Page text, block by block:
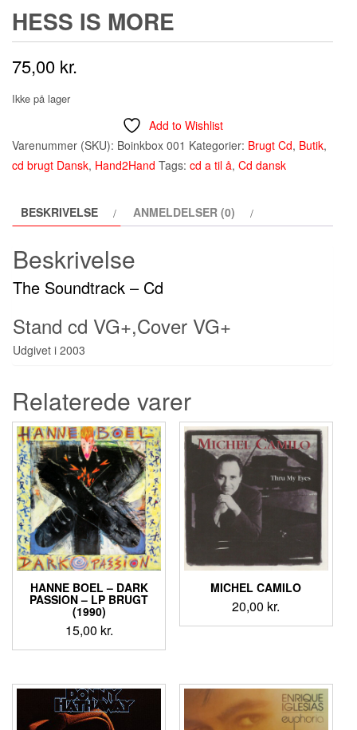
HESS IS MORE
75,00 kr.
Ikke på lager
Add to Wishlist
Varenummer (SKU): Boinkbox 001 Kategorier: Brugt Cd, Butik,
cd brugt Dansk, Hand2Hand Tags: cd a til å, Cd dansk
BESKRIVELSE ANMELDELSER (0)
Beskrivelse
The Soundtrack – Cd
Stand cd VG+,Cover VG+
Udgivet i 2003
Relaterede varer
HANNE BOEL ‎– DARK
PASSION – LP BRUGT
(1990)
15,00 kr.
MICHEL CAMILO
20,00 kr.